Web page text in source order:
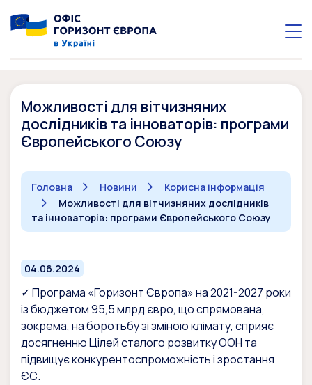
Можливості для вітчизняних
дослідників та інноваторів: програми
Європейського Союзу
Головна Новини
Корисна інформація
Можливості для вітчизняних дослідників
та інноваторів: програми Європейського Союзу
04.06.2024
✓ Програма «Горизонт Європа» на 2021-2027 роки
із бюджетом 95,5 млрд євро, що спрямована,
зокрема, на боротьбу зі зміною клімату, сприяє
досягненню Цілей сталого розвитку ООН та
підвищує конкурентоспроможність і зростання
ЄС.